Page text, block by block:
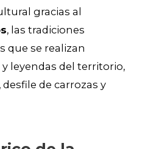
gracias al
, las tradiciones
que se realizan
leyendas del territorio,
de carrozas y